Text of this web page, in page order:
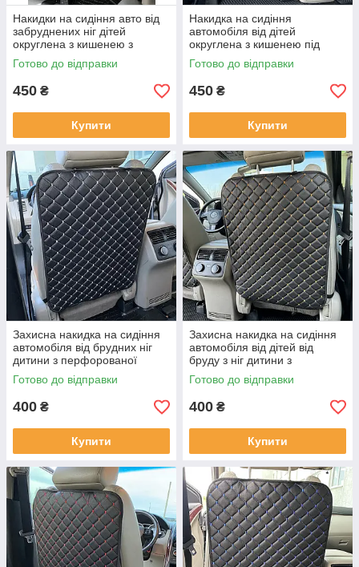
Накидки на сидіння авто від
забруднених ніг дітей
округлена з кишенею з
перфорованої екошкіри
Чорна
Готово до відправки
450 ₴
Купити
Накидка на сидіння
автомобіля від дітей
округлена з кишенею під
планшет із перфорованої
екошкіри Чорна
Готово до відправки
450 ₴
Купити
Захисна накидка на сидіння
автомобіля від брудних ніг
дитини з перфорованої
екошкіри Чорна
Готово до відправки
400 ₴
Купити
Захисна накидка на сидіння
автомобіля від дітей від
бруду з ніг дитини з
перфорованої екошкіри
Чорна
Готово до відправки
400 ₴
Купити